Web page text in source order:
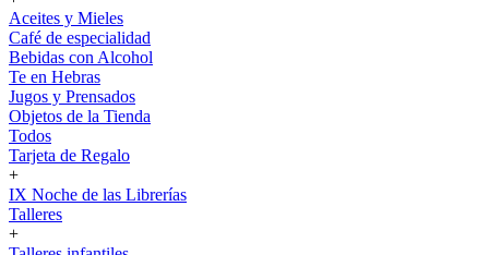
Aceites y Mieles
Café de especialidad
Bebidas con Alcohol
Te en Hebras
Jugos y Prensados
Objetos de la Tienda
Todos
Tarjeta de Regalo
+
IX Noche de las Librerías
Talleres
+